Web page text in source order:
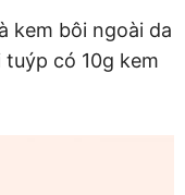
kem bôi ngoài da
có 10g kem